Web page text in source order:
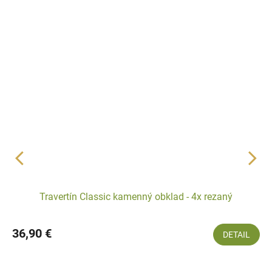
Travertín Classic kamenný obklad - 4x rezaný
36,90 € DETAIL